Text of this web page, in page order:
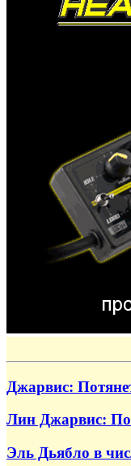
Джарвис:
Лин Джарвис:
Эль Дьябло в